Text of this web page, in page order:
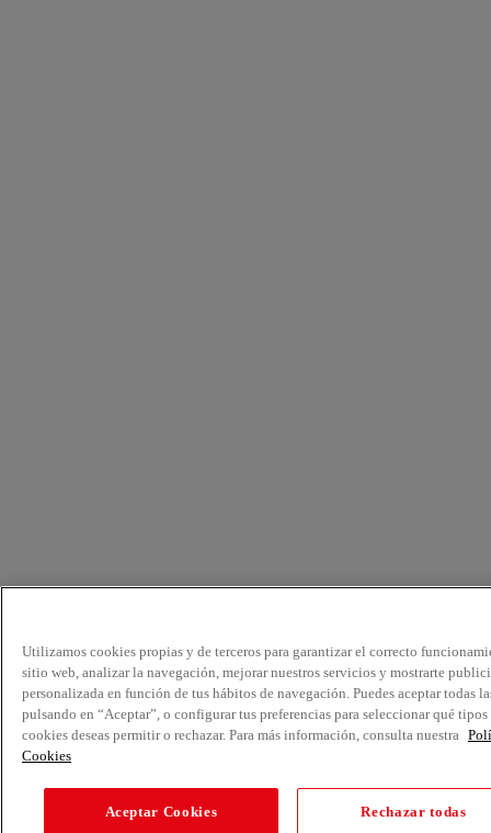
Utilizamos cookies propias y de terceros para garantizar el correcto
sitio web, analizar la navegación, mejorar nuestros servicios y mostrarte
personalizada en función de tus hábitos de navegación. Puedes aceptar todas
pulsando en “Aceptar”, o configurar tus preferencias para seleccionar qué tipos
cookies deseas permitir o rechazar. Para más información, consulta nuestra
Cookies
Aceptar Cookies Rechazar todas